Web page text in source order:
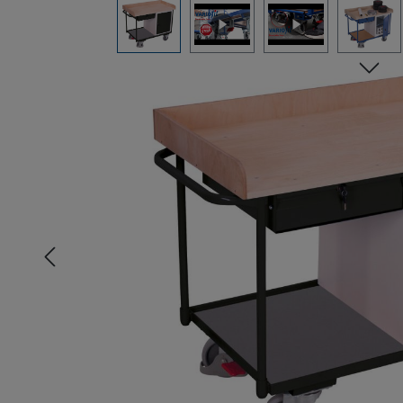
Bildergalerie überspringen